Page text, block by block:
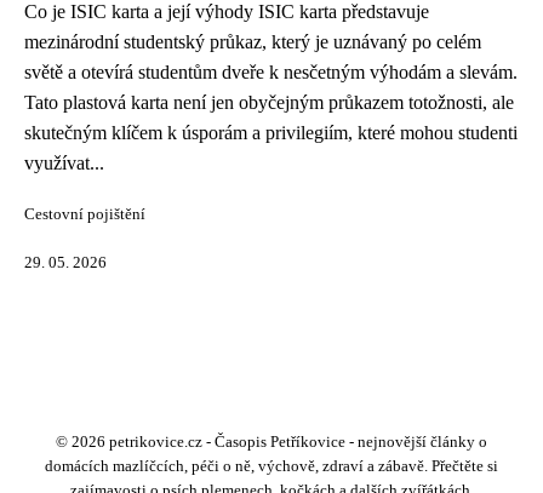
Co je ISIC karta a její výhody ISIC karta představuje
mezinárodní studentský průkaz, který je uznávaný po celém
světě a otevírá studentům dveře k nesčetným výhodám a slevám.
Tato plastová karta není jen obyčejným průkazem totožnosti, ale
skutečným klíčem k úsporám a privilegiím, které mohou studenti
využívat...
Cestovní pojištění
29. 05. 2026
© 2026 petrikovice.cz - Časopis Petříkovice - nejnovější články o
domácích mazlíčcích, péči o ně, výchově, zdraví a zábavě. Přečtěte si